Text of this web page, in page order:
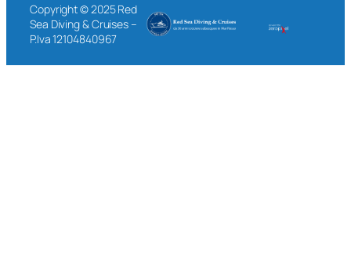
Copyright © 2025 Red
Sea Diving & Cruises –
P.Iva 12104840967